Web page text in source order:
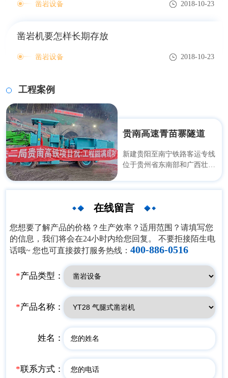
凿岩设备 2018-10-23
凿岩机要怎样长期存放
凿岩设备 2018-10-23
工程案例
贵南高速青苗寨隧道
新建贵阳至南宁铁路客运专线
位于贵州省东南部和广西壮族
山、武鸣等地，止于广西壮族
350 公里/小时，线路全长533
公里（贵阳北站至南宁东
站）；其中青苗寨隧道，龙里
在线留言
您想要了解产品的价格？生产效率？适用范围？请填写您
的信息，我们将会在24小时内给您回复。 不要拒接陌生电
话哦~ 您也可直接拨打服务热线：400-886-0516
*产品类型：
*产品名称：
姓名：
*联系方式：